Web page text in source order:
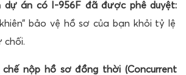
dự án có I-956F đã được phê duyệt:
bảo vệ hồ sơ của bạn khỏi tỷ lệ
chối.
chế nộp hồ sơ đồng thời (Concurrent